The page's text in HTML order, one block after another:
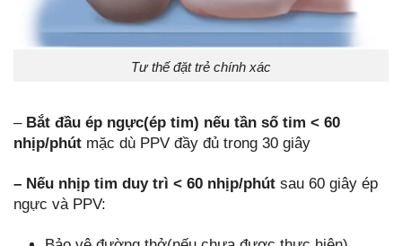
Tư thế đặt trẻ chính xác
– Bắt đầu ép ngực(ép tim) nếu tần số tim < 60
nhịp/phút mặc dù PPV đầy đủ trong 30 giây
– Nếu nhịp tim duy trì < 60 nhịp/phút sau 60 giây ép
ngực và PPV: